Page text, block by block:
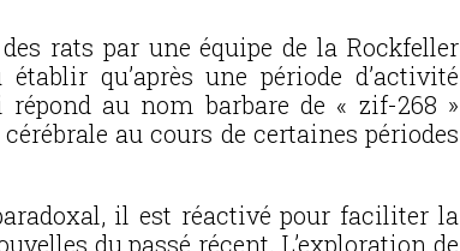
rats par une équipe de la Rockfeller
qu’après une période d’activité
au nom barbare de « zif-268 »
au cours de certaines périodes
il est réactivé pour faciliter la
du passé récent. L’exploration de